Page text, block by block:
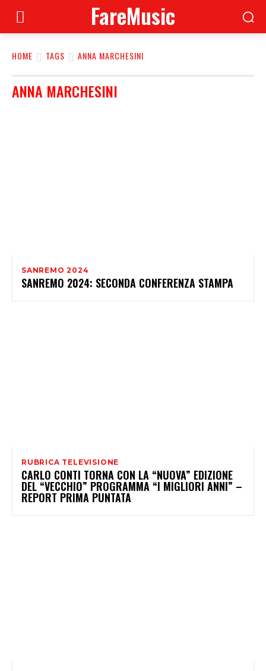
FareMusic
HOME TAGS ANNA MARCHESINI
ANNA MARCHESINI
SANREMO 2024
SANREMO 2024: SECONDA CONFERENZA STAMPA
RUBRICA TELEVISIONE
CARLO CONTI TORNA CON LA “NUOVA” EDIZIONE
DEL “VECCHIO” PROGRAMMA “I MIGLIORI ANNI” –
REPORT PRIMA PUNTATA